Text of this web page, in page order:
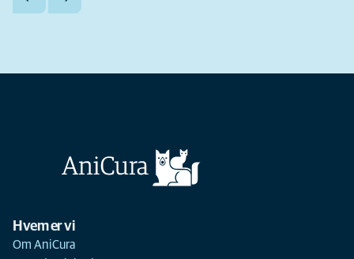
Hvem er vi
Om AniCura